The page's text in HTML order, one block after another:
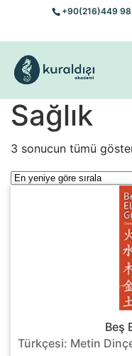
+90(216)449
Sağlık
3 sonucun tümü
Beş
Türkçesi: Metin